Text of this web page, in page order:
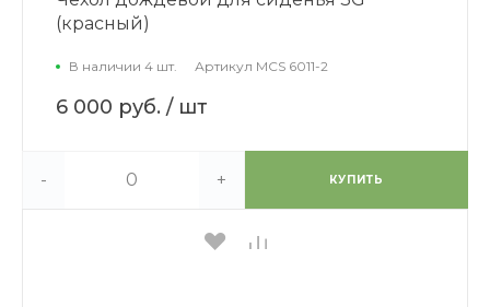
(красный)
В наличии 4 шт. Артикул MCS 6011-2
6 000 руб. / шт
- + КУПИТЬ